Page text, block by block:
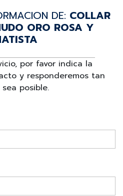
DE: COLLAR
ORO ROSA Y
por favor indica la
y responderemos tan
posible.